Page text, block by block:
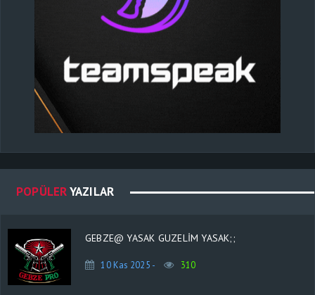
POPÜLERYAZILAR
GEBZE@ YASAK GUZELIM YASAK;;
10 Kas 2025 - 310